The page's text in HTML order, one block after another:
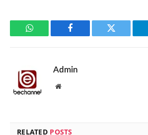
WhatsApp Facebook Twitter
Admin
Website
RELATED POSTS